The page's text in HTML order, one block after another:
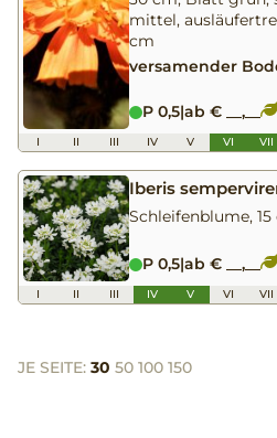
mittel,
cm
versamender
P 0,5|ab € __,__
I II III IV V VI VII
Iberis
Schleifenblume,
P 0,5|ab € __,__
I II III IV V VI VII
JE SEITE: 30 50 100 150